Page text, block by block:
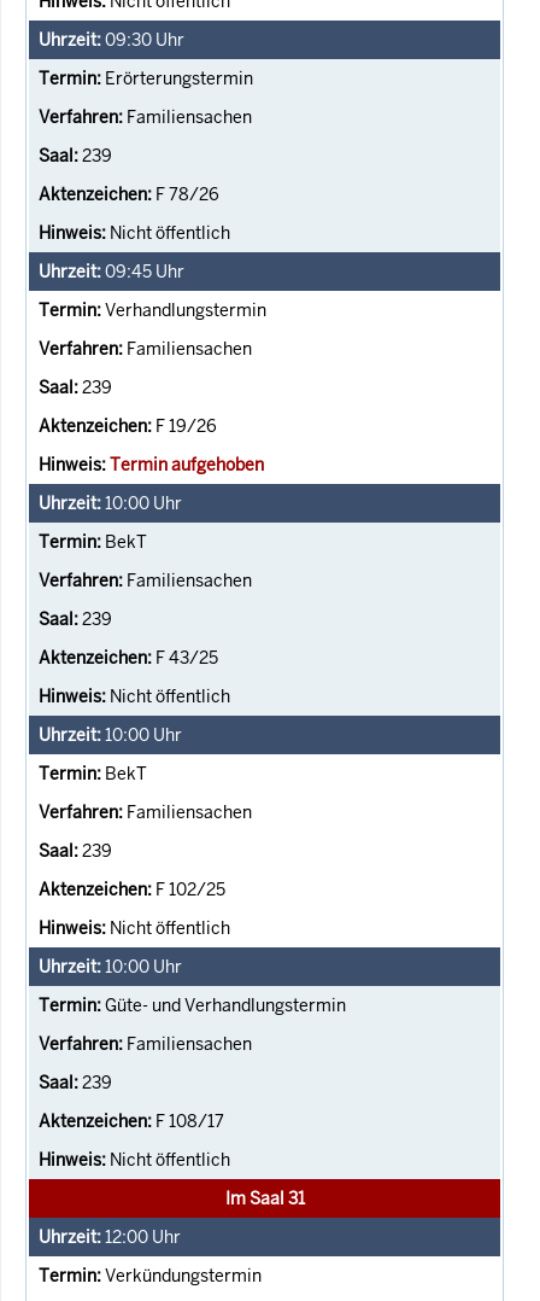
09:30 Uhr
Erörterungstermin
Familiensachen
239
F 78/26
Nicht öffentlich
09:45 Uhr
Verhandlungstermin
Familiensachen
239
F 19/26
Termin aufgehoben
10:00 Uhr
BekT
Familiensachen
239
F 43/25
Nicht öffentlich
10:00 Uhr
BekT
Familiensachen
239
F 102/25
Nicht öffentlich
10:00 Uhr
Güte- und Verhandlungstermin
Familiensachen
239
F 108/17
Nicht öffentlich
Im Saal 31
12:00 Uhr
Verkündungstermin